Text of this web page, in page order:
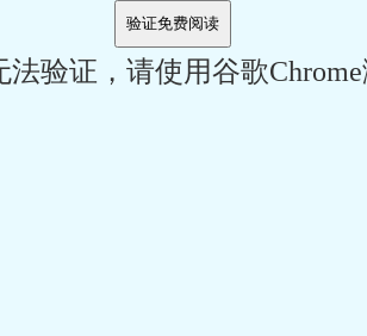
验证，请使用谷歌Chrome